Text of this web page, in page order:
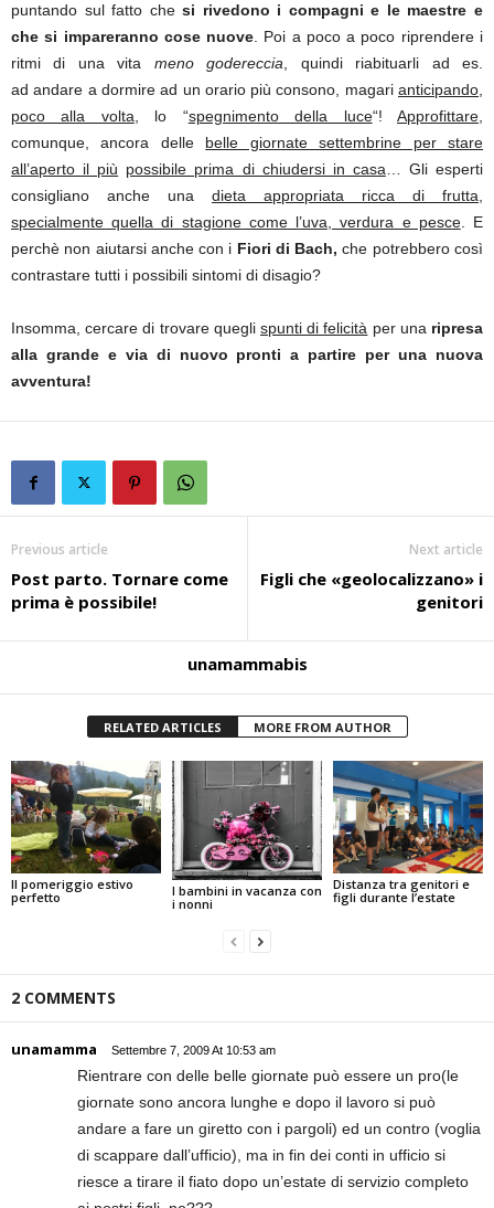
puntando sul fatto chesi rivedono i compagni e le maestre e
che si impareranno cose nuove . Poi a poco a poco riprendere i
ritmi di una vita meno godereccia , quindi riabituarli ad es.
ad andare a dormire ad un orario più consono, magari anticipando,
poco alla volta , lo “spegnimento della luce“!Approfittare,
comunque, ancora delle belle giornate settembrine per stare
all’aperto il più possibile prima di chiudersi in casa … Gli esperti
consigliano anche una dieta appropriata ricca di frutta,
specialmente quella di stagione come l’uva, verdura e pesce. E
perchè non aiutarsi anche con i Fiori di Bach, che potrebbero così
contrastare tutti i possibili sintomi di disagio?
Insomma, cercare di trovare quegli spunti di felicità per una ripresa
alla grande e via di nuovo pronti a partire per una nuova
avventura!
Previous article
Post parto. Tornare come
prima è possibile!
Next article
Figli che «geolocalizzano» i
genitori
unamammabis
RELATED ARTICLES MORE FROM AUTHOR
Il pomeriggio estivo
perfetto
I bambini in vacanza con
i nonni
Distanza tra genitori e
figli durante l’estate
2 COMMENTS
unamamma Settembre 7, 2009 At 10:53 am
Rientrare con delle belle giornate può essere un pro(le
giornate sono ancora lunghe e dopo il lavoro si può
andare a fare un giretto con i pargoli) ed un contro (voglia
di scappare dall’ufficio), ma in fin dei conti in ufficio si
riesce a tirare il fiato dopo un’estate di servizio completo